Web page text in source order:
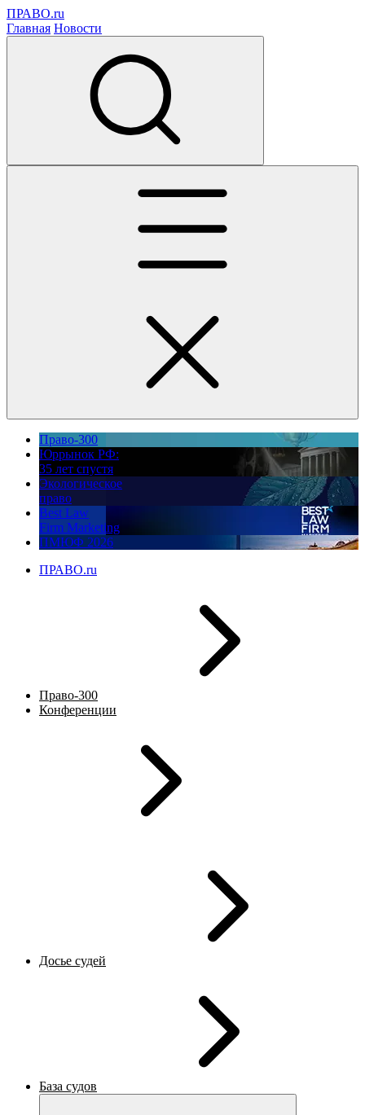
ПРАВО.ru
Главная Новости
Право-300
Юррынок РФ:
35 лет спустя
Экологическое
право
Best Law
Firm Marketing
ПМЮФ 2026
ПРАВО.ru
Право-300
Конференции
Досье судей
База судов